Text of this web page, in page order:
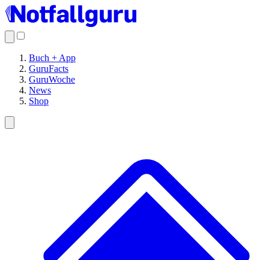
Buch + App
GuruFacts
GuruWoche
News
Shop